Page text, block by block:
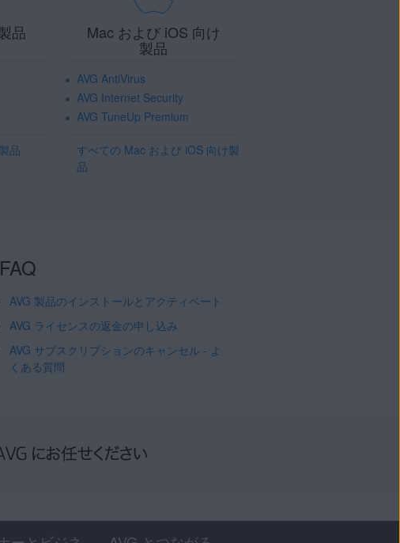
品
品
Mac および iOS 向け
製品
AVG AntiVirus
AVG Internet Security
AVG TuneUp Premium
すべての Mac および iOS 向け製
品
FAQ
AVG 製品のインストールとアクティベート
AVG ライセンスの返金の申し込み
AVG サブスクリプションのキャンセル - よ
くある質問